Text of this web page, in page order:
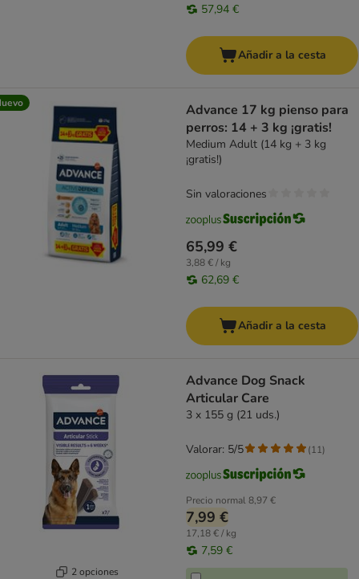
57,94 €
Añadir a la cesta
Advance 17 kg pienso para
perros: 14 + 3 kg ¡gratis!
Medium Adult (14 kg + 3 kg
¡gratis!)
65,99 €
3,88 € / kg
62,69 €
Sin valoraciones
Añadir a la cesta
2 opciones
Advance Dog Snack
Articular Care
3 x 155 g (21 uds.)
Precio normal8,97 €
7,99 €
17,18 € / kg
7,59 €
Valorar: 5/5 (11)